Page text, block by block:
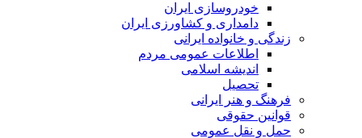
خودروسازی ایران
دامداری و کشاورزی ایران
زندگی و خانواده ایرانی
اطلاعات عمومی مردم
اندیشه اسلامی
تحصیل
فرهنگ و هنر ایرانی
قوانین حقوقی
حمل و نقل عمومی